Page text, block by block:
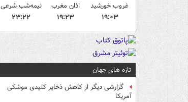
غروب خورشید
۱۹:۰۳
اذان مغرب
۱۹:۲۳
نیمه‌شب شرعی
۲۳:۲۲
تازه های جهان
گزارشی دیگر از کاهش ذخایر کلیدی موشکی
آمریکا